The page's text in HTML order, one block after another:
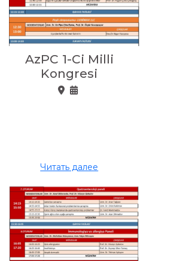
AzPC 1-Ci Milli
Kongresi
Читать далее